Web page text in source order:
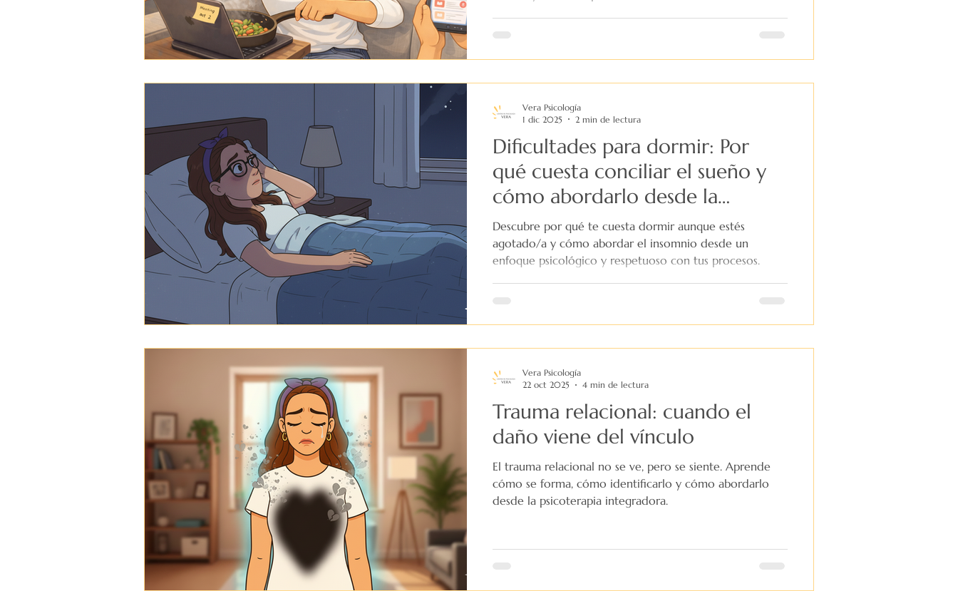
Dificultades para dormir: Por
qué cuesta conciliar el sueño y
cómo abordarlo desde la
psicología
Descubre por qué te cuesta dormir aunque estés
agotado/a y cómo abordar el insomnio desde un
enfoque psicológico y respetuoso con tus procesos.
Vera Psicología
1 dic 2025
2 min de lectura
Trauma relacional: cuando el
daño viene del vínculo
El trauma relacional no se ve, pero se siente. Aprende
cómo se forma, cómo identificarlo y cómo abordarlo
desde la psicoterapia integradora.
Vera Psicología
22 oct 2025
4 min de lectura